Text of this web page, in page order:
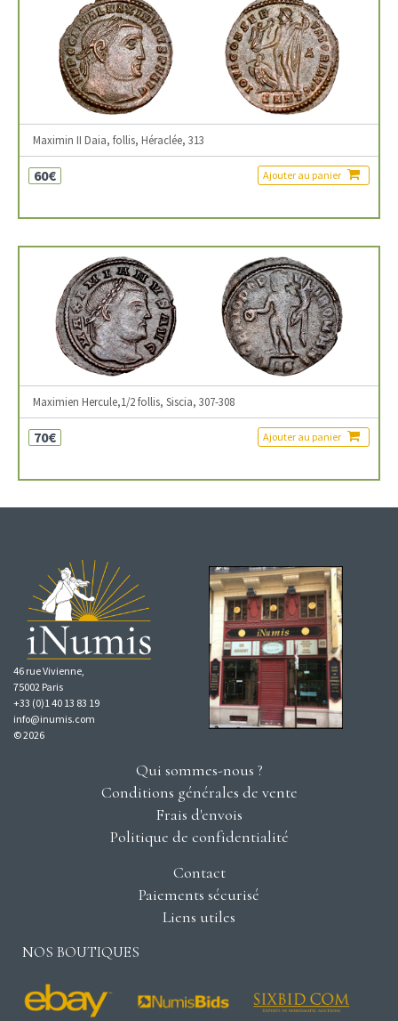
Maximin II Daia, follis, Héraclée, 313
60€ Ajouter au panier
Maximien Hercule,1/2 follis, Siscia, 307-308
70€ Ajouter au panier
46 rue Vivienne,
75002 Paris
+33 (0)1 40 13 83 19
info@inumis.com
© 2026
Qui sommes-nous ?
Conditions générales de vente
Frais d'envois
Politique de confidentialité
Contact
Paiements sécurisé
Liens utiles
NOS BOUTIQUES